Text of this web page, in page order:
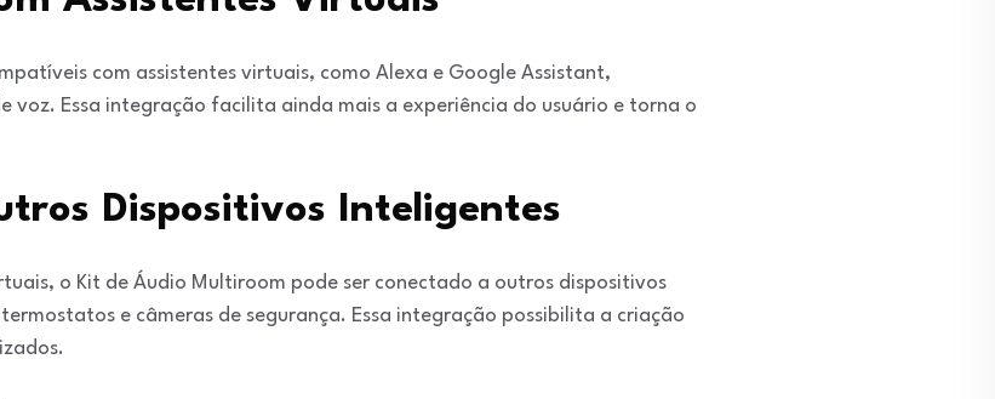
com assistentes virtuais, como Alexa e Google Assistant,
voz. Essa integração facilita ainda mais a experiência do usuário e torna o
Dispositivos Inteligentes
o Kit de Áudio Multiroom pode ser conectado a outros dispositivos
e câmeras de segurança. Essa integração possibilita a criação